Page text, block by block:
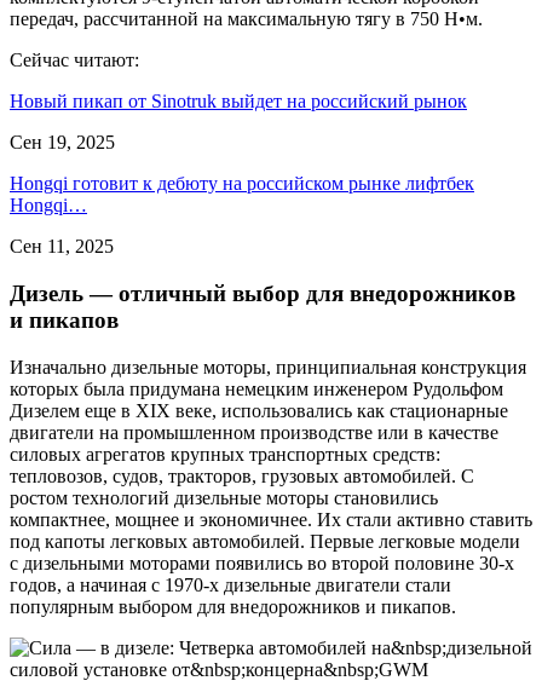
передач, рассчитанной на максимальную тягу в 750 Н•м.
Сейчас читают:
Новый пикап от Sinotruk выйдет на российский рынок
Сен 19, 2025
Hongqi готовит к дебюту на российском рынке лифтбек
Hongqi…
Сен 11, 2025
Дизель — отличный выбор для внедорожников
и пикапов
Изначально дизельные моторы, принципиальная конструкция
которых была придумана немецким инженером Рудольфом
Дизелем еще в XIX веке, использовались как стационарные
двигатели на промышленном производстве или в качестве
силовых агрегатов крупных транспортных средств:
тепловозов, судов, тракторов, грузовых автомобилей. С
ростом технологий дизельные моторы становились
компактнее, мощнее и экономичнее. Их стали активно ставить
под капоты легковых автомобилей. Первые легковые модели
с дизельными моторами появились во второй половине 30-х
годов, а начиная с 1970-х дизельные двигатели стали
популярным выбором для внедорожников и пикапов.